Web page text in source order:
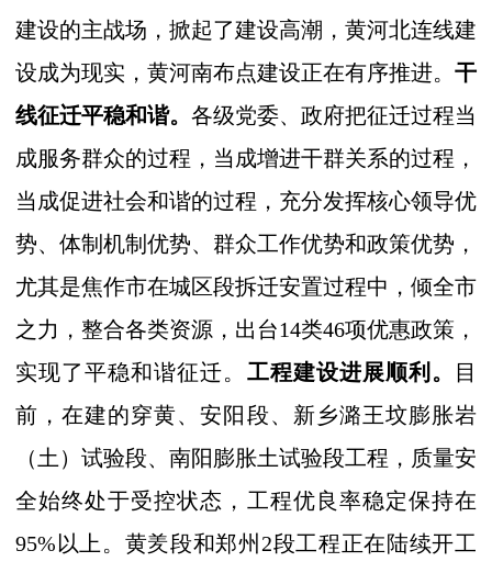
建设的主战场，掀起了建设高潮，黄河北连线建
设成为现实，黄河南布点建设正在有序推进。 干
线征迁平稳和谐。 各级党委、政府把征迁过程当
成服务群众的过程，当成增进干群关系的过程，
当成促进社会和谐的过程，充分发挥核心领导优
势、体制机制优势、群众工作优势和政策优势，
尤其是焦作市在城区段拆迁安置过程中，倾全市
之力，整合各类资源，出台14类46项优惠政策，
实现了平稳和谐征迁。 工程建设进展顺利。
目
前，在建的穿黄、安阳段、新乡潞王坟膨胀岩
（土）试验段、南阳膨胀土试验段工程，质量安
全始终处于受控状态，工程优良率稳定保持在
95%以上。黄羑段和郑州2段工程正在陆续开工